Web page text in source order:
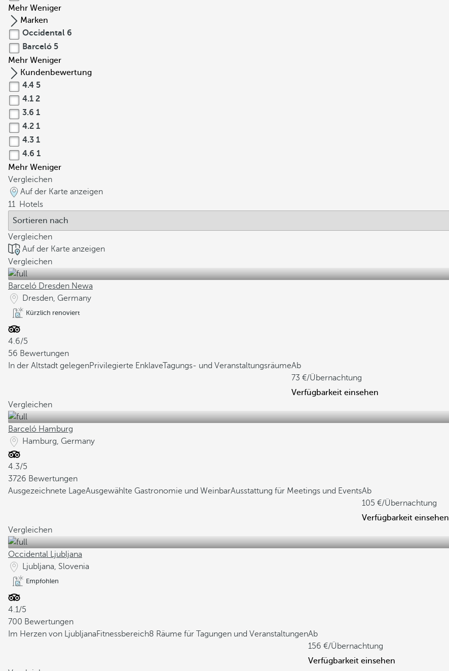
Mehr Weniger
Marken
Occidental 6
Barceló 5
Mehr Weniger
Kundenbewertung
4.4 5
4.1 2
3.6 1
4.2 1
4.3 1
4.6 1
Mehr Weniger
Vergleichen
Auf der Karte anzeigen
11 Hotels
Vergleichen
Auf der Karte anzeigen
Vergleichen
Barceló Dresden Newa
Dresden, Germany
Kürzlich renoviert
4.6/5
56 Bewertungen
In der Altstadt gelegenPrivilegierte EnklaveTagungs- und VeranstaltungsräumeAb
73
/Übernachtung
Verfügbarkeit einsehen
Vergleichen
Barceló Hamburg
Hamburg, Germany
4.3/5
3726 Bewertungen
Ausgezeichnete LageAusgewählte Gastronomie und WeinbarAusstattung für Meetings und EventsAb
105
/Übernachtung
Verfügbarkeit einsehen
Vergleichen
Occidental Ljubljana
Ljubljana, Slovenia
Empfohlen
4.1/5
700 Bewertungen
Im Herzen von LjubljanaFitnessbereich8 Räume für Tagungen und VeranstaltungenAb
156
/Übernachtung
Verfügbarkeit einsehen